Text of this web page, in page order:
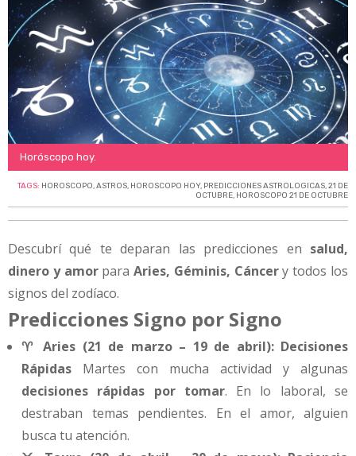
Horóscopo hoy.
TAGS: HOROSCOPO,ASTROS, HOROSCOPO HOY, PREDICCIONES ASTROLOGICAS,21 DE
OCTUBRE, HOROSCOPO 21 DE OCTUBRE
Descubrí qué te deparan las predicciones en salud,
dinero y amorparaAries, Géminis, Cáncery todos los
signos del zodíaco.
Predicciones Signo por Signo
♈ Aries (21 de marzo – 19 de abril): Decisiones
Rápidas Martes con mucha actividad y algunas
decisiones rápidas por tomar. En lo laboral, se
destraban temas pendientes. En el amor, alguien
busca tu atención.